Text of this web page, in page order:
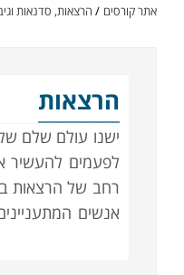
אתר קורסים / הרצאות, סדנאות
הרצאות
ישנו עולם שלם
לפעמים להעשיר
רחב של הרצאות
אנשים
בסיס יום יומי.